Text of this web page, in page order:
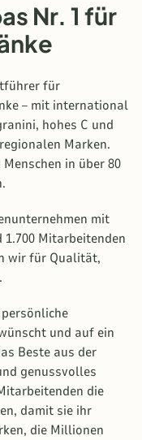
Nr. 1 für
für
– mit international
hohes C und
Marken.
in über 80
mit
1.700 Mitarbeitenden
wir für Qualität,
und auf ein
Beste aus der
genussvolles
die
damit sie ihr
die Millionen